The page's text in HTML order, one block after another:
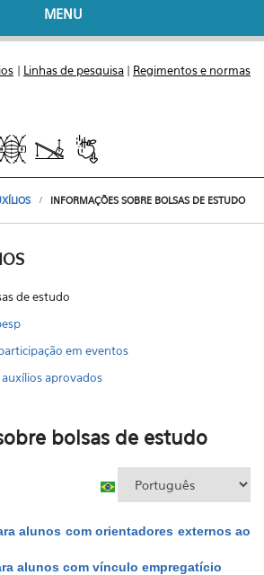
MENU
| Linhas de pesquisa | Regimentos e normas
INFORMAÇÕES SOBRE BOLSAS DE ESTUDO
de estudo
em eventos
aprovados
bolsas de estudo
alunos com orientadores externos ao
alunos com vínculo empregatício